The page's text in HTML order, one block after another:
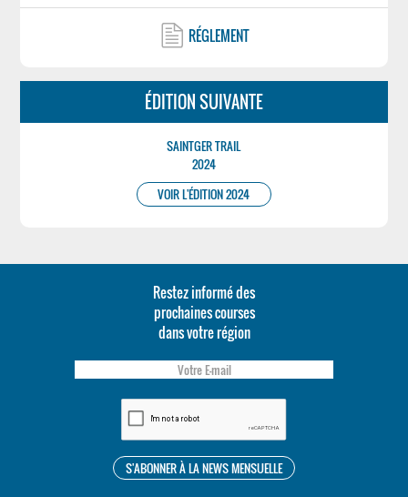
RÉGLEMENT
ÉDITION SUIVANTE
SAINTGER TRAIL
2024
VOIR L'ÉDITION 2024
Restez informé des
prochaines courses
dans votre région